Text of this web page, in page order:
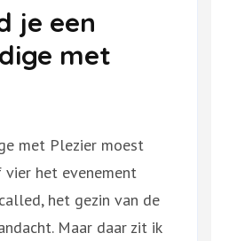
je een
met
met Plezier moest
het evenement
het gezin van de
Maar daar zit ik